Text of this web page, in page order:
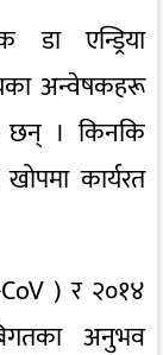
एन्ड्रिया
अन्वेषकहरू
। किनकि
कार्यरत
) र २०१४
अनुभव